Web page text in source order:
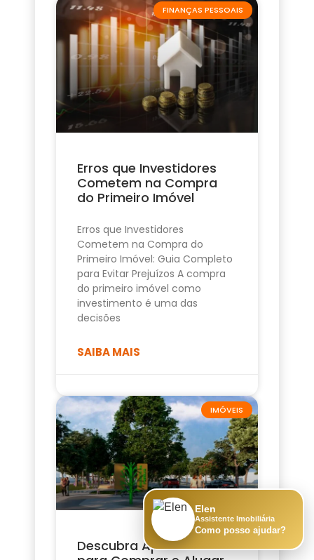
FINANÇAS PESSOAIS
Erros que Investidores
Cometem na Compra
do Primeiro Imóvel
Erros que Investidores
Cometem na Compra do
Primeiro Imóvel: Guia Completo
para Evitar Prejuízos A compra
do primeiro imóvel como
investimento é uma das
decisões
SAIBA MAIS
IMÓVEIS
Descubra Apartamento
Elen
Assistente Imobiliária
Como posso ajudar?